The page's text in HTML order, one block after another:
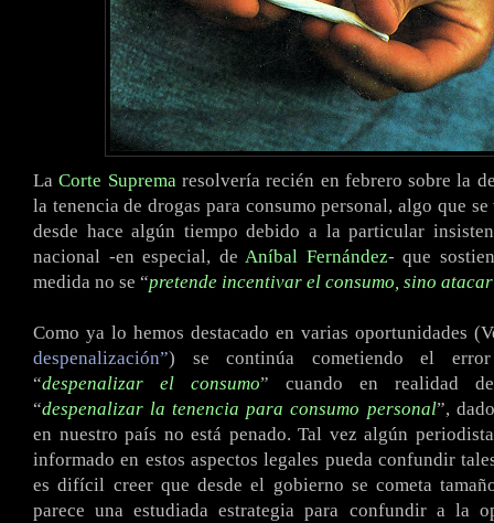
LaCorte Supremaresolvería recién en febrero sobre la
la tenencia de drogas para consumo personal, algo que
desde hace algún tiempo debido a la particular
nacional -en especial, de Aníbal Fernández- que
medida no se “pretende incentivar el consumo, sino
Como ya lo hemos destacado en varias oportunidades
despenalización”) se continúa cometiendo el
“despenalizar el consumo” cuando en realidad
“despenalizar la tenencia para consumo personal”,
en nuestro país no está penado. Tal vez algún
informado en estos aspectos legales pueda confundir
es difícil creer que desde el gobierno se cometa
parece una estudiada estrategia para confundir a la